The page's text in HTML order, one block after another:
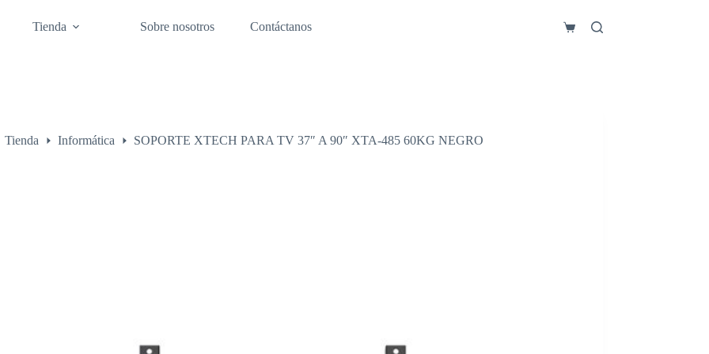
Tienda Sobre nosotros Contáctanos
Carro
Tienda Informática SOPORTE XTECH PARA TV 37″ A 90″ XTA-485 60KG NEGRO